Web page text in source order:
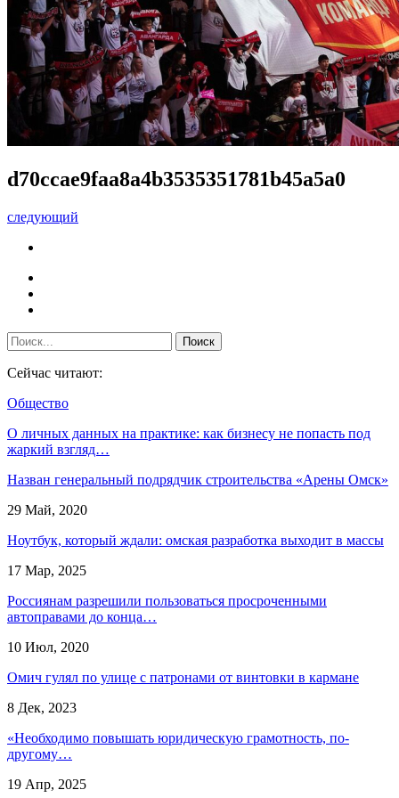
d70ccae9faa8a4b3535351781b45a5a0
следующий
Сейчас читают:
Общество
О личных данных на практике: как бизнесу не попасть под
жаркий взгляд…
Назван генеральный подрядчик строительства «Арены Омск»
29 Май, 2020
Ноутбук, который ждали: омская разработка выходит в массы
17 Мар, 2025
Россиянам разрешили пользоваться просроченными
автоправами до конца…
10 Июл, 2020
Омич гулял по улице с патронами от винтовки в кармане
8 Дек, 2023
«Необходимо повышать юридическую грамотность, по-
другому…
19 Апр, 2025